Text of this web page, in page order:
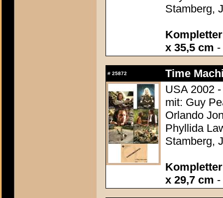
Stamberg,
x 35,5 cm
# 25872
Time
USA 2002
mit: Guy
Orlando
Phyllida
Stamberg,
x 29,7 cm